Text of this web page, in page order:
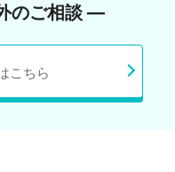
のご相談 ―
こちら